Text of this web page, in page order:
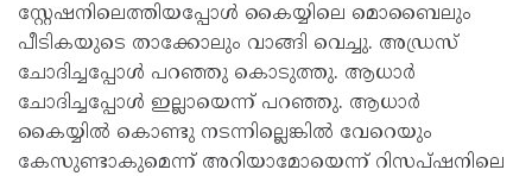
സ്റ്റേഷനിലെത്തിയപ്പോൾ കൈയ്യിലെ മൊബൈലും
പീടികയുടെ താക്കോലും വാങ്ങി വെച്ചു. അഡ്രസ്
ചോദിച്ചപ്പോൾ പറഞ്ഞു കൊടുത്തു. ആധാർ
ചോദിച്ചപ്പോൾ ഇല്ലായെന്ന് പറഞ്ഞു. ആധാർ
കൈയ്യിൽ കൊണ്ടു നടന്നില്ലെങ്കിൽ വേറെയും
കേസുണ്ടാകുമെന്ന് അറിയാമോയെന്ന് റിസപ്ഷനിലെ